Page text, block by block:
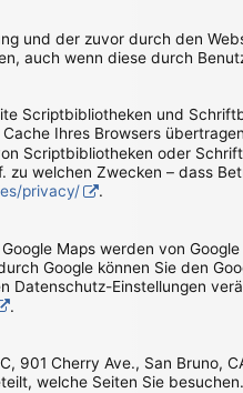
und der zuvor durch den
auch wenn diese durch
Scriptbibliotheken und
Ihres Browsers
Scriptbibliotheken oder
welchen Zwecken – dass
privacy/ .
Maps werden von
Google können Sie den
Datenschutz-Einstellungen
.
901 Cherry Ave., San Bruno,
welche Seiten Sie